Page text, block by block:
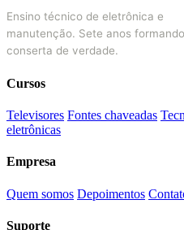
Ensino técnico de eletrônica e
manutenção. Sete anos
conserta de verdade.
Cursos
Televisores Fontes chaveadas
eletrônicas
Empresa
Quem somos Depoimentos
Suporte